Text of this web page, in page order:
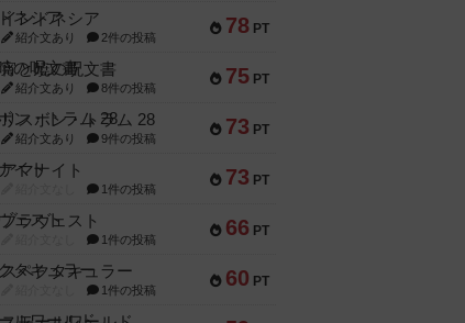
78 PT
インドネシア
紹介文あり 2件の投稿
75 PT
宵と暁の呪文書
紹介文あり 8件の投稿
73 PT
リスボン・トラム 28
紹介文あり 9件の投稿
73 PT
アマナイト
1件の投稿
66 PT
ブラヴェスト
1件の投稿
60 PT
スペクタキュラー
1件の投稿